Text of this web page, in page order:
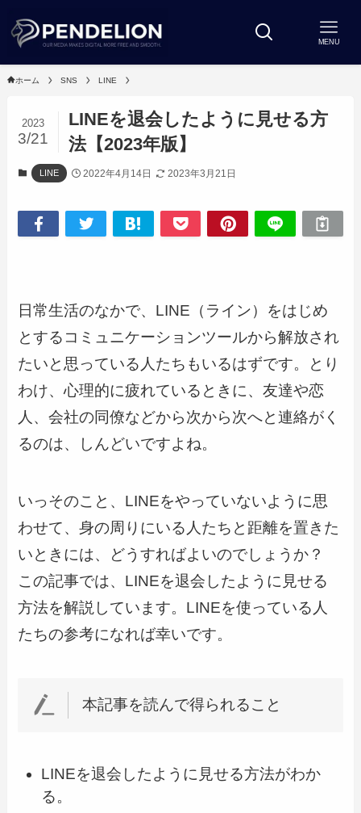
MENU
ホーム SNS LINE
LINEを退会したように見せる方
法【2023年版】
2023
3/21
LINE 2022年4月14日 2023年3月21日
日常生活のなかで、LINE（ライン）をはじめ
とするコミュニケーションツールから解放され
たいと思っている人たちもいるはずです。とり
わけ、心理的に疲れているときに、友達や恋
人、会社の同僚などから次から次へと連絡がく
るのは、しんどいですよね。
いっそのこと、LINEをやっていないように思
わせて、身の周りにいる人たちと距離を置きた
いときには、どうすればよいのでしょうか？
この記事では、LINEを退会したように見せる
方法を解説しています。LINEを使っている人
たちの参考になれば幸いです。
本記事を読んで得られること
LINEを退会したように見せる方法がわか
る。